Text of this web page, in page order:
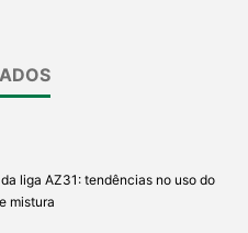
liga AZ31: tendências no uso do
mistura